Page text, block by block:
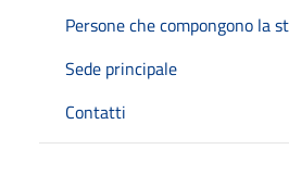
Persone che compongono la
Sede principale
Contatti